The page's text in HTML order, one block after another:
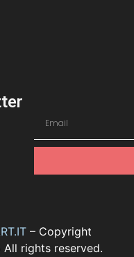
– Copyright
rights reserved.